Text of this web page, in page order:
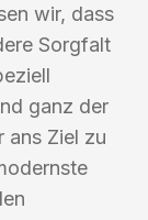
wir, dass
Sorgfalt
ganz der
ans Ziel zu